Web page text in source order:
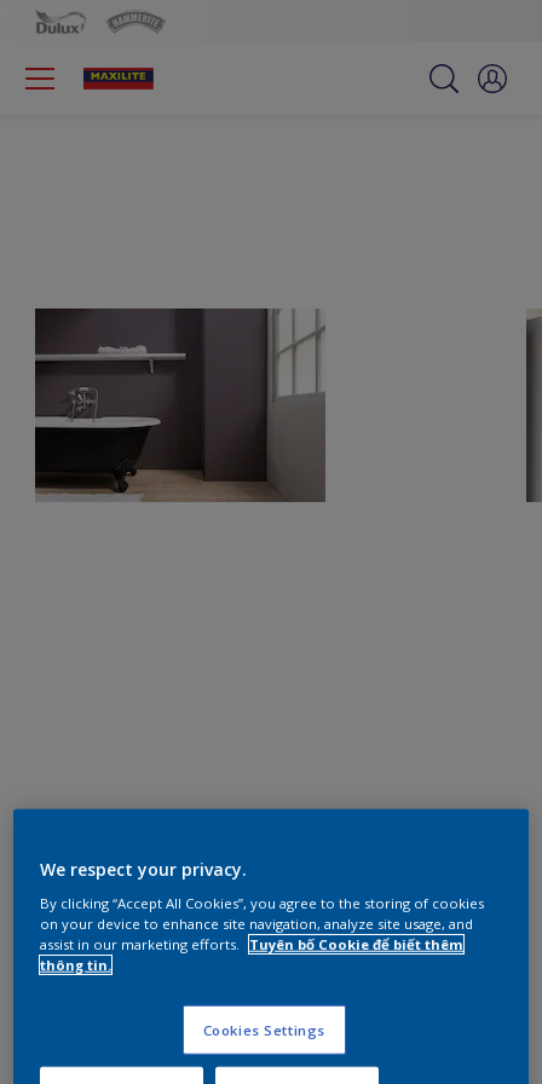
We respect your privacy.
By clicking “Accept All Cookies”, you agree to the storing of cookies
on your device to enhance site navigation, analyze site usage, and
assist in our marketing efforts.
Tuyên bố Cookie để biết thêm
thông tin.
Cookies Settings